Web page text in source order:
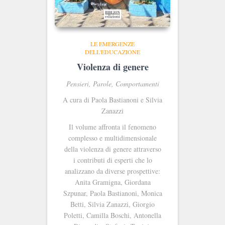
LE EMERGENZE
DELL'EDUCAZIONE
Violenza di genere
Pensieri, Parole, Comportamenti
A cura di Paola Bastianoni e Silvia
Zanazzi
Il volume affronta il fenomeno
complesso e multidimensionale
della violenza di genere attraverso
i contributi di esperti che lo
analizzano da diverse prospettive:
Anita Gramigna, Giordana
Szpunar, Paola Bastianoni, Monica
Betti, Silvia Zanazzi, Giorgio
Poletti, Camilla Boschi, Antonella